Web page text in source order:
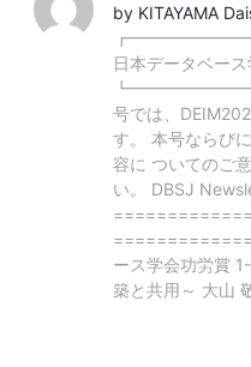
by KITAYAMA
日本データベー
号では、
す。 本号ならび
容に ついてのご
い。 DBSJ
ース学会功労賞
築と共用～ 大山